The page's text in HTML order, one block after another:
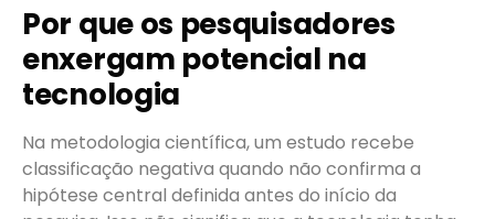
Por que os pesquisadores
enxergam potencial na
tecnologia
Na metodologia científica, um estudo recebe
classificação negativa quando não confirma a
hipótese central definida antes do início da